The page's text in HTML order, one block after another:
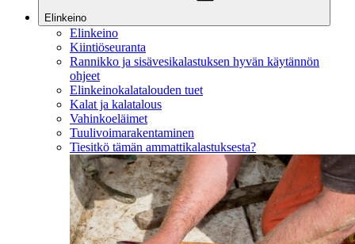
Elinkeino
Elinkeino
Kiintiöseuranta
Rannikko ja sisävesikalastuksen hyvän käytännön
ohjeet
Elinkeinokalatalouden tuet
Kalat ja kalatalous
Vahinkoeläimet
Tuulivoimarakentaminen
Tiesitkö tämän ammattikalastuksesta?